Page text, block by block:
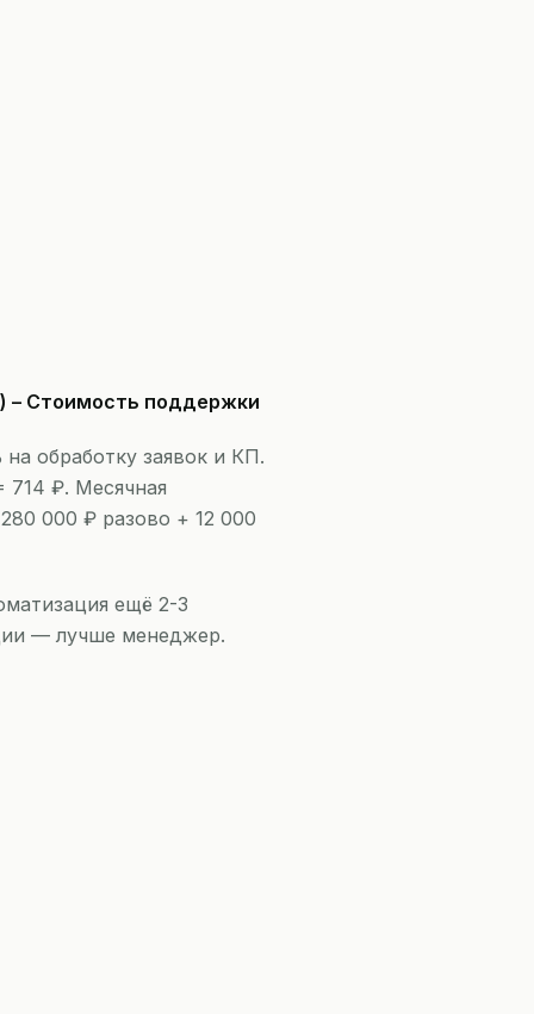
– Стоимость поддержки
обработку заявок и КП.
714 ₽. Месячная
000 ₽ разово + 12 000
ещё 2-3
— лучше менеджер.